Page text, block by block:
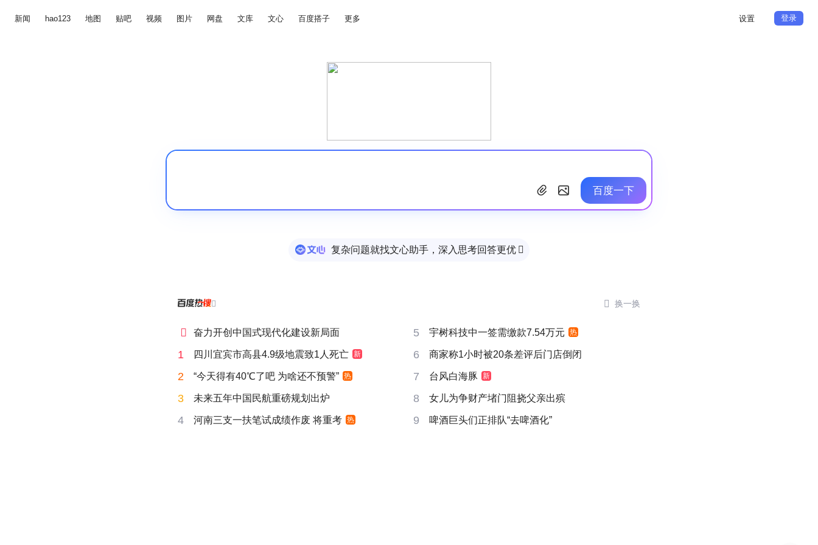
新闻 hao123 地图 贴吧 视频 图片 网盘 文库 文心 百度搭子 更多 设置 登录
百度一下
复杂问题就找文心助手，深入思考回答更优 
  换一换
 奋力开创中国式现代化建设新局面 5 宇树科技中一签需缴款7.54万元 热
1 四川宜宾市高县4.9级地震致1人死亡 新 6 商家称1小时被20条差评后门店倒闭
2 “今天得有40℃了吧 为啥还不预警” 热 7 台风白海豚 新
3 未来五年中国民航重磅规划出炉 8 女儿为争财产堵门阻挠父亲出殡
4 河南三支一扶笔试成绩作废 将重考 热 9 啤酒巨头们正排队“去啤酒化”